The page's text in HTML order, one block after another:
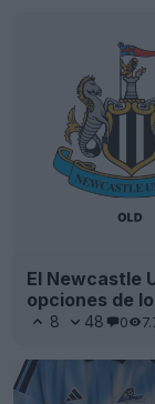
El Newcastle
opciones de
8 48 0